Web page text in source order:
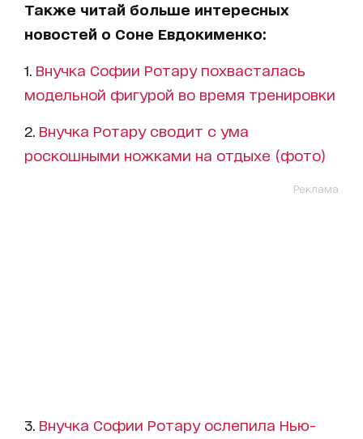
Также читай больше интересных
новостей о Соне Евдокименко:
1. Внучка Софии Ротару похвасталась
модельной фигурой во время тренировки
2. Внучка Ротару сводит с ума
роскошными ножками на отдыхе (фото)
Реклама
3. Внучка Софии Ротару ослепила Нью-